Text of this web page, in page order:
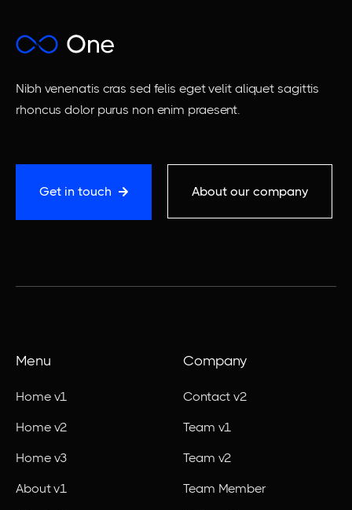
Apply now
Nibh venenatis cras sed felis eget velit aliquet sagittis
rhoncus dolor purus non enim praesent.
Get in touch About our company
Menu
Home v1
Home v2
Home v3
About v1
Company
Contact v2
Team v1
Team v2
Team Member